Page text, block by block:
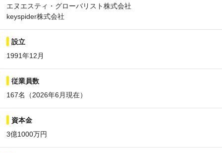
エヌエスティ・グローバリスト株式会社
keyspider株式会社
設立
1991年12月
従業員数
167名（2026年6月現在）
資本金
3億1000万円